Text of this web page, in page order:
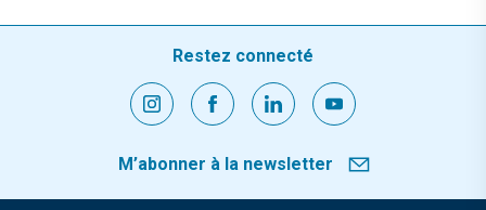
Restez connecté
M’abonner à la newsletter